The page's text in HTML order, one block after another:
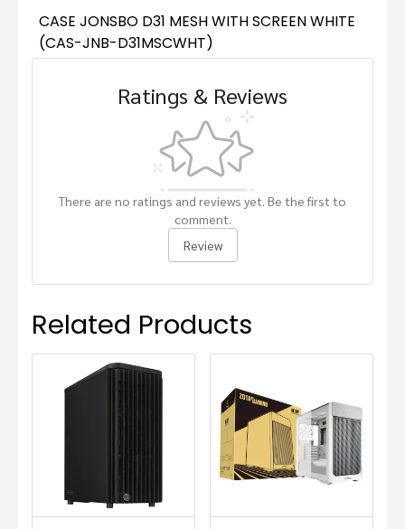
CASE JONSBO D31 MESH WITH SCREEN WHITE
(CAS-JNB-D31MSCWHT)
Ratings & Reviews
There are no ratings and reviews yet. Be the first to
comment.
Review
Related Products